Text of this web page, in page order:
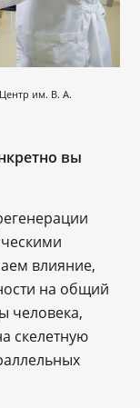
им. В. А.
вы
влияние,
на общий
человека,
скелетную